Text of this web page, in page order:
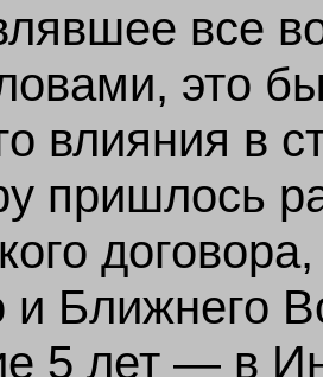
все
это
влияния в
пришлось
и Ближнего
5 лет — в